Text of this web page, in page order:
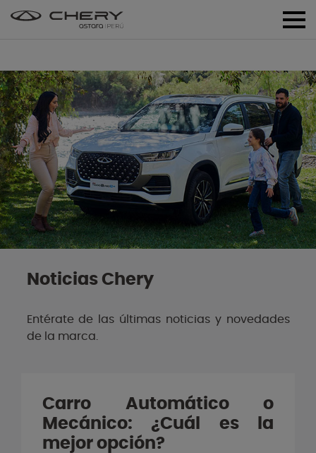
Noticias Chery
Entérate de las últimas noticias y novedades
de la marca.
Carro Automático o
Mecánico: ¿Cuál es la
mejor opción?